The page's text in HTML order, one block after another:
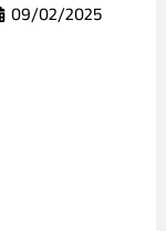
09/02/2025